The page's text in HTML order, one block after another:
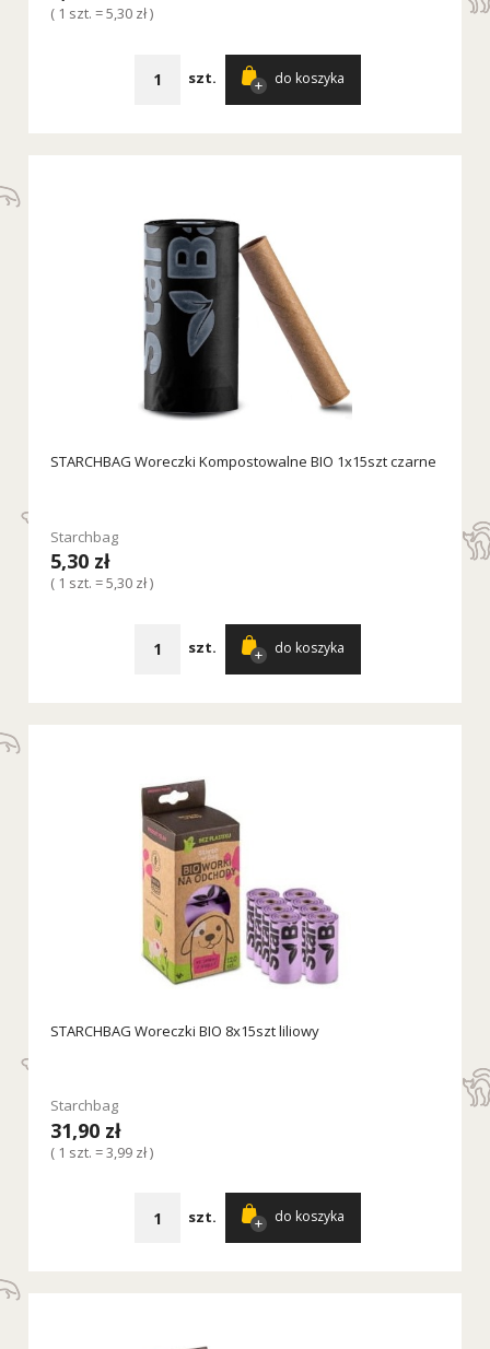
( 1 szt. = 5,30 zł )
szt. do koszyka
STARCHBAG Woreczki Kompostowalne BIO 1x15szt czarne
Starchbag
5,30 zł
( 1 szt. = 5,30 zł )
szt. do koszyka
STARCHBAG Woreczki BIO 8x15szt liliowy
Starchbag
31,90 zł
( 1 szt. = 3,99 zł )
szt. do koszyka